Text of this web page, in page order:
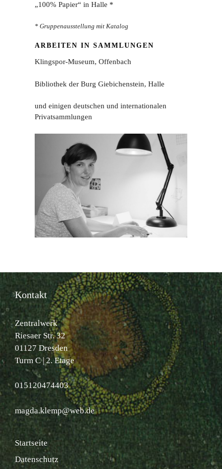
„100% Papier“ in Halle *
* Gruppenausstellung mit Katalog
ARBEITEN IN SAMMLUNGEN
Klingspor-Museum, Offenbach
Bibliothek der Burg Giebichenstein, Halle
und einigen deutschen und internationalen
Privatsammlungen
Kontakt
Zentralwerk
Riesaer Str. 32
01127 Dresden
Turm C | 2. Etage
015120474403
magda.klemp@web.de
Startseite
Datenschutz